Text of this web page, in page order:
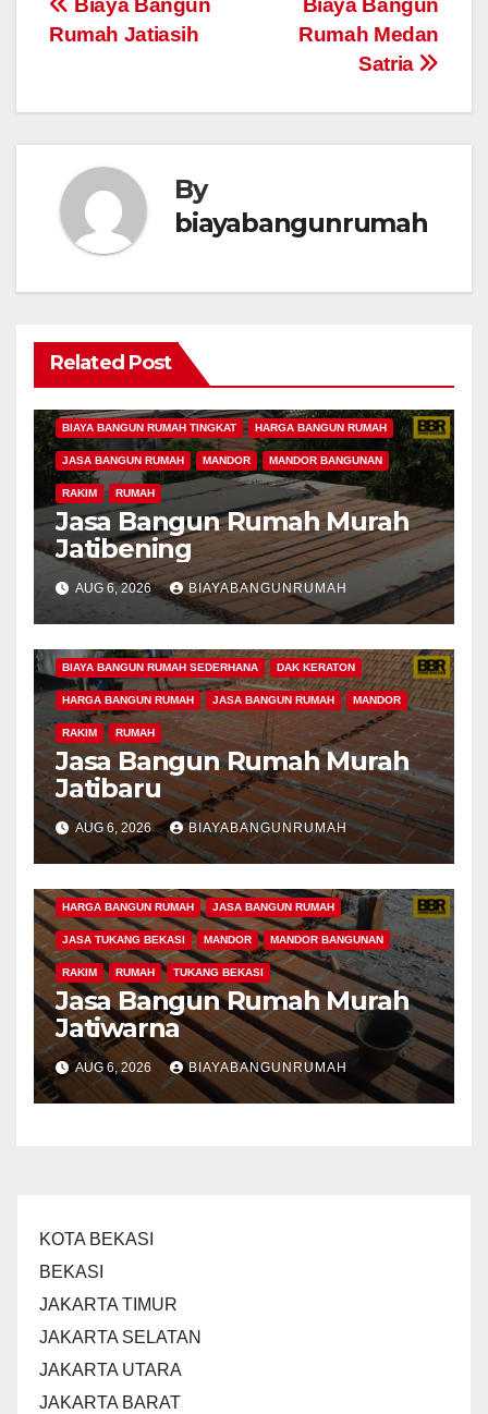
Post
Biaya Bangun
Rumah Medan
Satria
Biaya Bangun
Rumah Jatiasih
By
biayabangunrumah
Related Post
BIAYA BANGUN RUMAH PER METER
BIAYA BANGUN RUMAH TINGKAT HARGA BANGUN RUMAH
JASA BANGUN RUMAH MANDOR MANDOR BANGUNAN
RAKIM RUMAH
Jasa Bangun Rumah Murah
Jatibening
AUG 6, 2026 BIAYABANGUNRUMAH
BANGUN RUMAH BANGUN RUMAH BEKASI
BANGUN RUMAH MURAH BEKASI BIAYA BANGUN RUMAH
BIAYA BANGUN RUMAH 1 LANTAI
BIAYA BANGUN RUMAH 2 LANTAI
BIAYA BANGUN RUMAH SEDERHANA DAK KERATON
HARGA BANGUN RUMAH JASA BANGUN RUMAH MANDOR
RAKIM RUMAH
Jasa Bangun Rumah Murah
Jatibaru
AUG 6, 2026 BIAYABANGUNRUMAH
BANGUN RUMAH MURAH BEKASI BIAYA BANGUN RUMAH
BIAYA BANGUN RUMAH 1 LANTAI
BIAYA BANGUN RUMAH 2 LANTAI
BIAYA BANGUN RUMAH MINIMALIS
BIAYA BANGUN RUMAH PER METER
BIAYA BANGUN RUMAH SEDERHANA
HARGA BANGUN RUMAH JASA BANGUN RUMAH
JASA TUKANG BEKASI MANDOR MANDOR BANGUNAN
RAKIM RUMAH TUKANG BEKASI
Jasa Bangun Rumah Murah
Jatiwarna
AUG 6, 2026 BIAYABANGUNRUMAH
KOTA BEKASI
BEKASI
JAKARTA TIMUR
JAKARTA SELATAN
JAKARTA UTARA
JAKARTA BARAT